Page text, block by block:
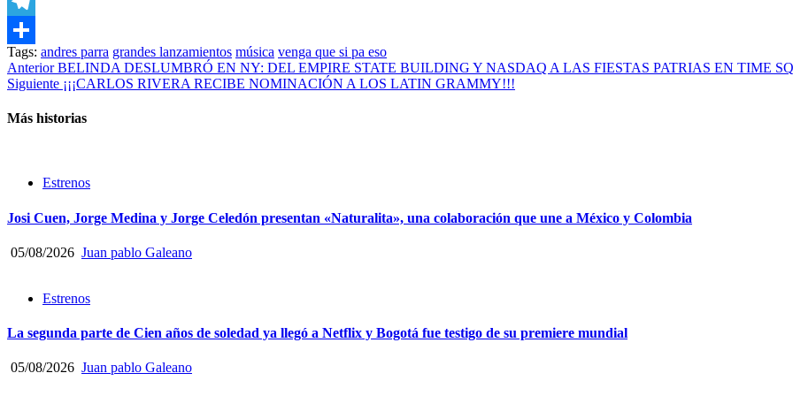
Telegram
Compartir
Tags: andres parra grandes lanzamientos música venga que si pa eso
Post
navigation
AnteriorBELINDA DESLUMBRÓ EN NY: DEL EMPIRE STATE BUILDING Y NASDAQ A LAS FIESTAS PATRIAS EN TIME
Siguiente ¡¡¡CARLOS RIVERA RECIBE NOMINACIÓN A LOS LATIN GRAMMY!!!
Más historias
Estrenos
Josi Cuen, Jorge Medina y Jorge Celedón presentan «Naturalita», una colaboración que une a México y Colombia
05/08/2026 Juan pablo Galeano
Estrenos
La segunda parte de Cien años de soledad ya llegó a Netflix y Bogotá fue testigo de su premiere mundial
05/08/2026 Juan pablo Galeano